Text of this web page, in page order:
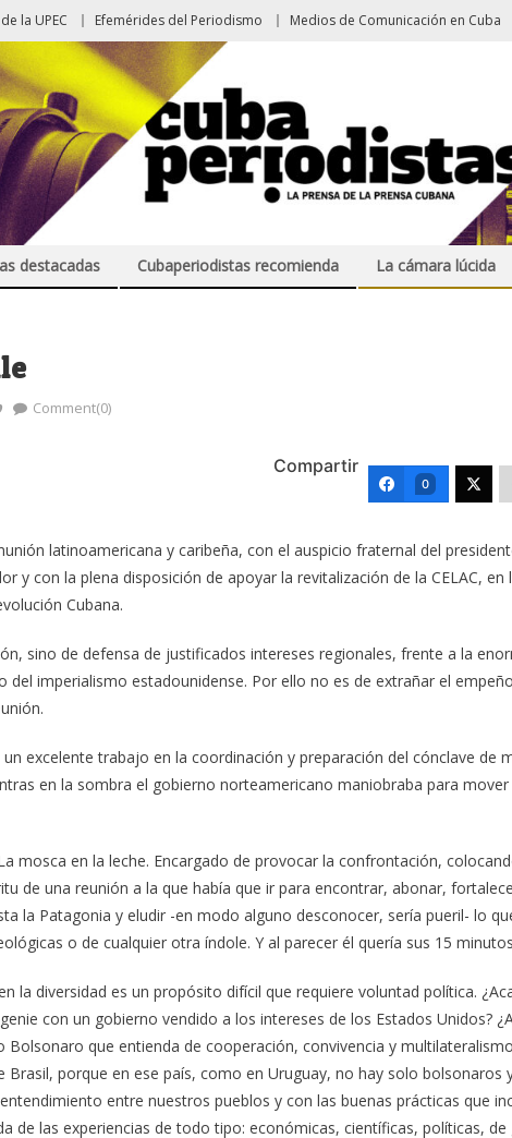
la UPEC Efemérides del Periodismo Medios de Comunicación en Cuba
destacadas Cubaperiodistas recomienda La cámara lúcida
Comment(0)
Compartir
0
latinoamericana y caribeña, con el auspicio fraternal del
y con la plena disposición de apoyar la revitalización de la CELAC, en
Cubana.
sino de defensa de justificados intereses regionales, frente a la
del imperialismo estadounidense. Por ello no es de extrañar el
excelente trabajo en la coordinación y preparación del cónclave de
en la sombra el gobierno norteamericano maniobraba para mover
mosca en la leche. Encargado de provocar la confrontación,
de una reunión a la que había que ir para encontrar, abonar,
la Patagonia y eludir -en modo alguno desconocer, sería pueril- lo
o de cualquier otra índole. Y al parecer él quería sus 15
la diversidad es un propósito difícil que requiere voluntad política.
con un gobierno vendido a los intereses de los Estados Unidos?
que entienda de cooperación, convivencia y
porque en ese país, como en Uruguay, no hay solo bolsonaros
entre nuestros pueblos y con las buenas prácticas que
de las experiencias de todo tipo: económicas, científicas, políticas, de